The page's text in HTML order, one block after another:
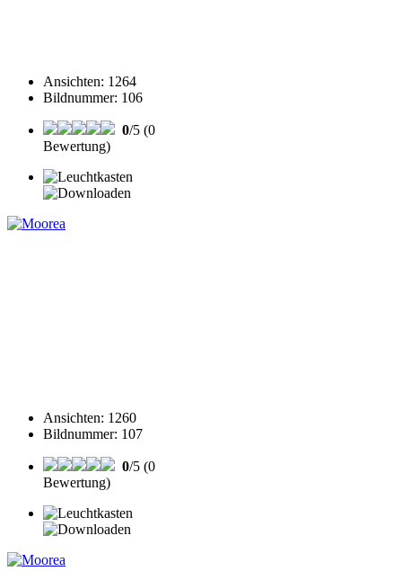
Ansichten: 1264
Bildnummer: 106
0/5 (0
Bewertung)
Ansichten: 1260
Bildnummer: 107
0/5 (0
Bewertung)